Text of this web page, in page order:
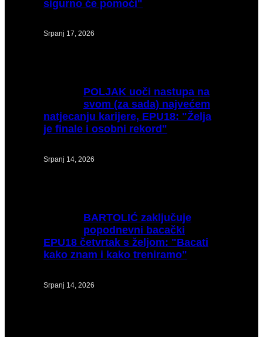
sigurno će pomoći"
Srpanj 17, 2026
POLJAK uoči nastupa na
svom (za sada) najvećem
natjecanju karijere, EPU18: "Želja
je finale i osobni rekord"
Srpanj 14, 2026
BARTOLIĆ zaključuje
popodnevni bacački
EPU18 četvrtak s željom: "Bacati
kako znam i kako treniramo"
Srpanj 14, 2026